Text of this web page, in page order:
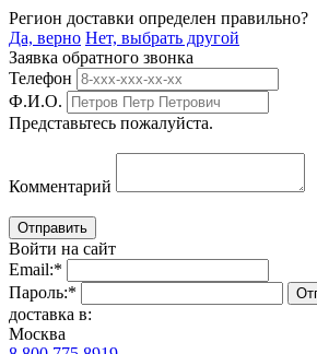
Регион доставки определен правильно?
Да, верно Нет, выбрать другой
Заявка обратного звонка
Телефон
Ф.И.О.
Представьтесь пожалуйста.
Комментарий
Войти на сайт
Email:*
Пароль:*
доставка в:
Москва